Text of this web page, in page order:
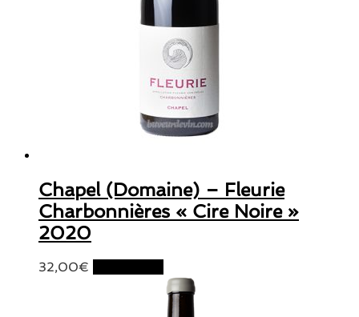
Chapel (Domaine) – Fleurie
Charbonnières « Cire Noire »
2020
32,00€